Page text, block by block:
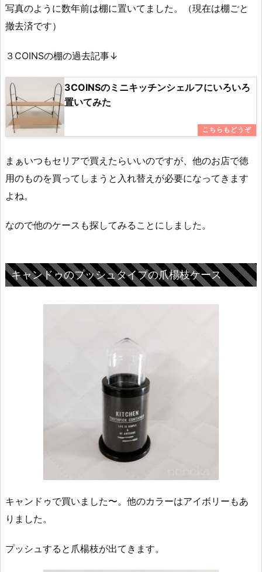
写真のように数年前は棚に置いてました。（現在は棚ごと
撤去済です）
３COINSの棚の過去記事↓
3COINSのミニキッチンシェルフにいろいろ
置いてみた
まぁいつもセリアで買えたらいいのですが、他のお店で徳
用のものを買ってしまうと入れ替えが必要になってきます
よね。
なので他のケースも探してみることにしました。
キャンドゥのプッシュタイプの爪楊枝ケース
キャンドゥで買いました〜。他のカラーはアイボリーもあ
りました。
プッシュすると爪楊枝が出てきます。